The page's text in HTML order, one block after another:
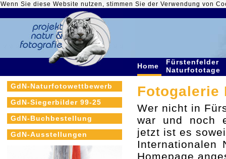
Wenn Sie diese Website nutzen, stimmen Sie der Verwendung von
Home
Fürstenfelder
Naturfototage
GdN-Naturfotowettbewerb
GdN-Siegerbilder 99-25
GdN-Buchbestellung
GdN-Ausstellungen
Fotogalerie
Wer nicht in
war und noch
jetzt ist es
Internationalen
Homepage